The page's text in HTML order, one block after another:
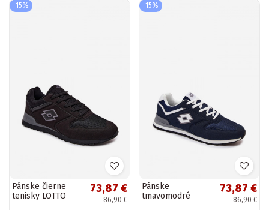
-15%
Pánske čierne
tenisky LOTTO
73,87 €
86,90 €
-15%
Pánske
tmavomodré
73,87 €
86,90 €